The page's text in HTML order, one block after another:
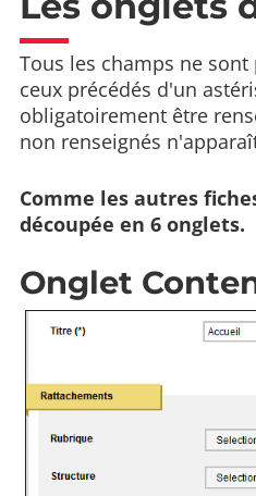
Tous les champs ne
ceux précédés d'un
obligatoirement être
non renseignés
Comme les autres
découpée en 6 onglets.
Onglet